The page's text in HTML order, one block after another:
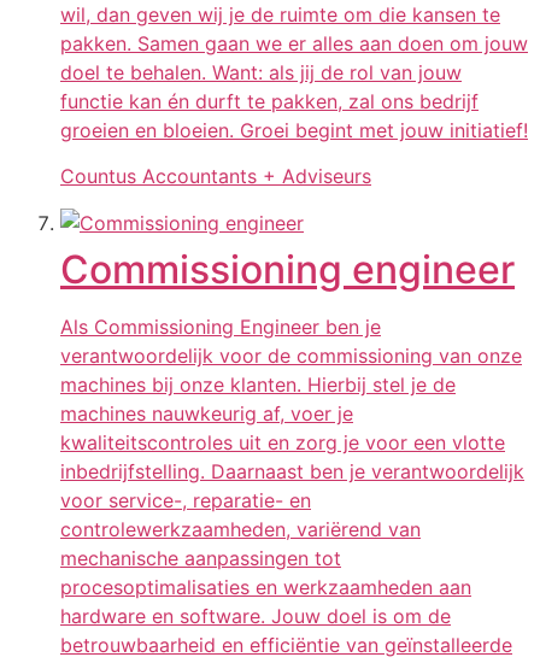
wil, dan geven wij je de ruimte om die kansen te
pakken. Samen gaan we er alles aan doen om jouw
doel te behalen. Want: als jij de rol van jouw
functie kan én durft te pakken, zal ons bedrijf
groeien en bloeien. Groei begint met jouw initiatief!
Countus Accountants + Adviseurs
Commissioning engineer
Als Commissioning Engineer ben je
verantwoordelijk voor de commissioning van onze
machines bij onze klanten. Hierbij stel je de
machines nauwkeurig af, voer je
kwaliteitscontroles uit en zorg je voor een vlotte
inbedrijfstelling. Daarnaast ben je verantwoordelijk
voor service-, reparatie- en
controlewerkzaamheden, variërend van
mechanische aanpassingen tot
procesoptimalisaties en werkzaamheden aan
hardware en software. Jouw doel is om de
betrouwbaarheid en efficiëntie van geïnstalleerde